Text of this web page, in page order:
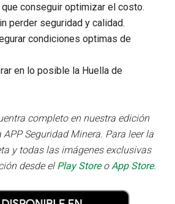
que conseguir optimizar el costo.
perder seguridad y calidad.
condiciones optimas de
en lo posible la Huella de
completo en nuestra edición
Seguridad Minera. Para leer la
y todas las imágenes exclusivas
desde elPlay StoreoApp Store.